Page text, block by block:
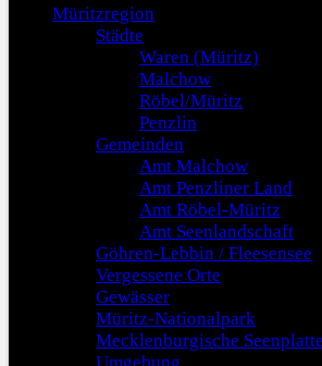
Müritzregion
Städte
Waren (Müritz)
Malchow
Röbel/Müritz
Penzlin
Gemeinden
Amt Malchow
Amt Penzliner Land
Amt Röbel-Müritz
Amt Seenlandschaft
Göhren-Lebbin / Fleesensee
Vergessene Orte
Gewässer
Müritz-Nationalpark
Mecklenburgische Seenplatte